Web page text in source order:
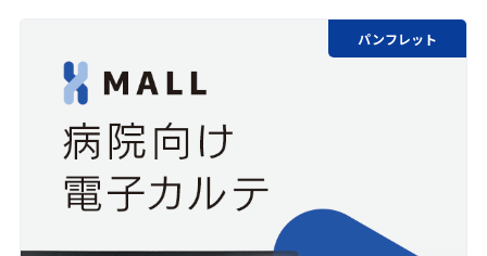
パンフレット